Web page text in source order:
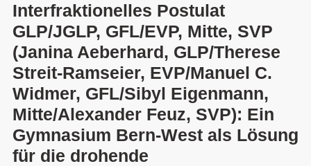
Interfraktionelles Postulat
GLP/JGLP, GFL/EVP, Mitte, SVP
(Janina Aeberhard, GLP/Therese
Streit-Ramseier, EVP/Manuel C.
Widmer, GFL/Sibyl Eigenmann,
Mitte/Alexander Feuz, SVP): Ein
Gymnasium Bern-West als Lösung
für die drohende